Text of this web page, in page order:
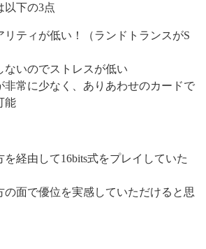
以下の3点
リティが低い！（ランドトランスがS
ないのでストレスが低い
非常に少なく、ありあわせのカードで
能
経由して16bits式をプレイしていた
の面で優位を実感していただけると思